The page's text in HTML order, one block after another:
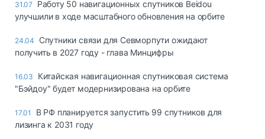
31.07
Работу 50 навигационных спутников Beidou
улучшили в ходе масштабного обновления на орбите
24.04
Спутники связи для Севморпути ожидают
получить в 2027 году - глава Минцифры
16.03
Китайская навигационная спутниковая система
"Бэйдоу" будет модернизирована на орбите
17.01
В РФ планируется запустить 99 спутников для
лизинга к 2031 году